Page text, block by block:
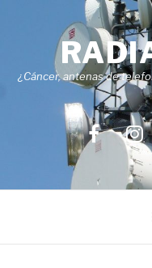
¿Cáncer, antenas de